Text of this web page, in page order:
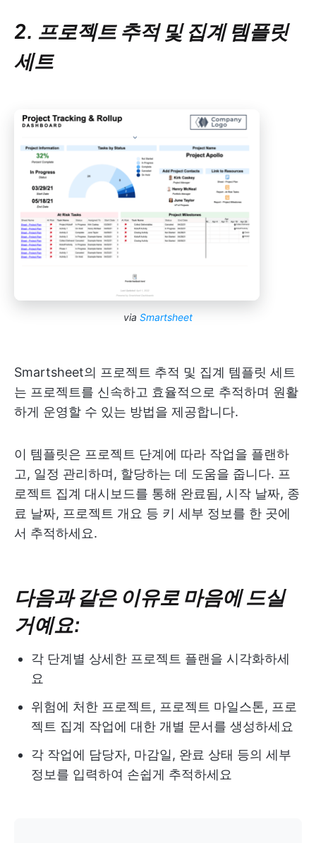
2. 프로젝트 추적 및 집계 템플릿
세트
via Smartsheet
Smartsheet의 프로젝트 추적 및 집계 템플릿 세트
는 프로젝트를 신속하고 효율적으로 추적하며 원활
하게 운영할 수 있는 방법을 제공합니다.
이 템플릿은 프로젝트 단계에 따라 작업을 플랜하
고, 일정 관리하며, 할당하는 데 도움을 줍니다. 프
로젝트 집계 대시보드를 통해 완료됨, 시작 날짜, 종
료 날짜, 프로젝트 개요 등 키 세부 정보를 한 곳에
서 추적하세요.
다음과 같은 이유로 마음에 드실
거예요:
각 단계별 상세한 프로젝트 플랜을 시각화하세
요
위험에 처한 프로젝트, 프로젝트 마일스톤, 프로
젝트 집계 작업에 대한 개별 문서를 생성하세요
각 작업에 담당자, 마감일, 완료 상태 등의 세부
정보를 입력하여 손쉽게 추적하세요